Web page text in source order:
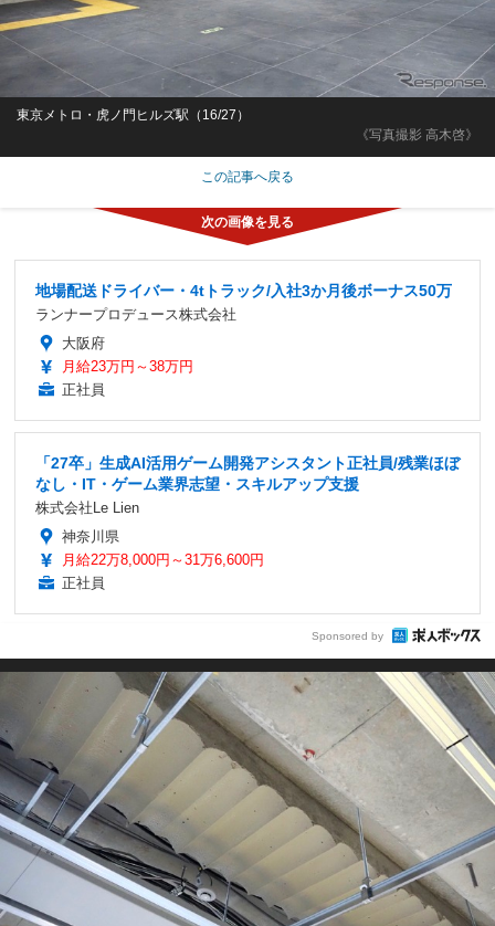
《写真撮影 高木啓》
東京メトロ・虎ノ門ヒルズ駅（16/27）
この記事へ戻る
地場配送ドライバー・4tトラック/入社3か月後ボーナス50万
ランナープロデュース株式会社
大阪府
月給23万円～38万円
正社員
「27卒」生成AI活用ゲーム開発アシスタント正社員/残業ほぼ
なし・IT・ゲーム業界志望・スキルアップ支援
株式会社Le Lien
神奈川県
月給22万8,000円～31万6,600円
正社員
Sponsored by